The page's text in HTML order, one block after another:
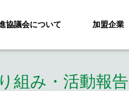
協議会について 加盟企業
組み・活動報告